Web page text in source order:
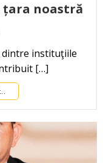
noastră
instituţiile
[…]